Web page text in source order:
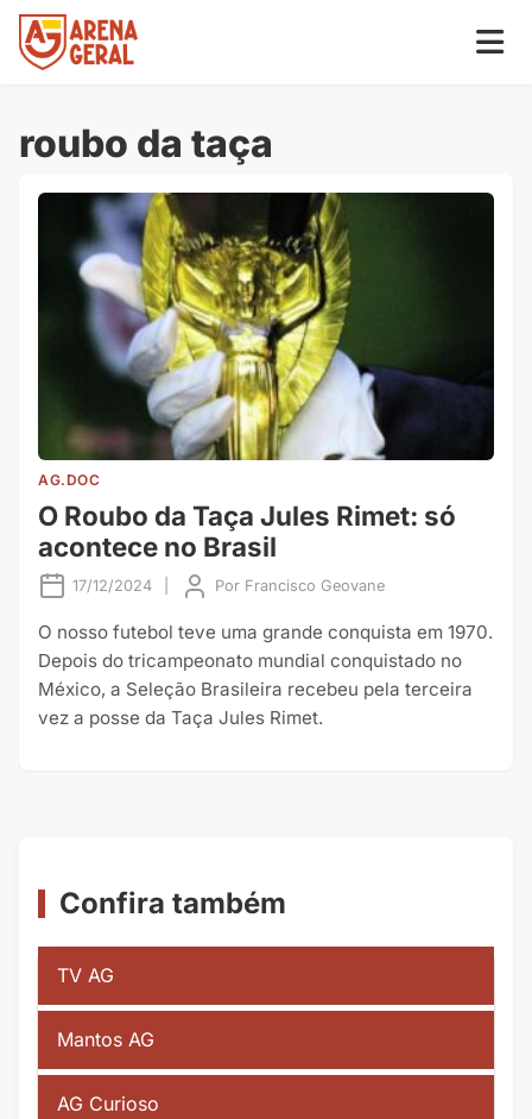
roubo da taça
AG.DOC
O Roubo da Taça Jules Rimet: só
acontece no Brasil
17/12/2024 Por Francisco Geovane
O nosso futebol teve uma grande conquista em 1970.
Depois do tricampeonato mundial conquistado no
México, a Seleção Brasileira recebeu pela terceira
vez a posse da Taça Jules Rimet.
Confira também
TV AG
Mantos AG
AG Curioso